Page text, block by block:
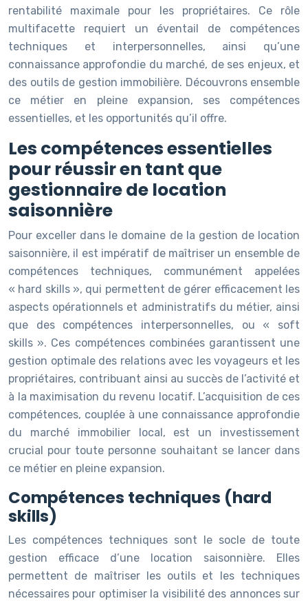
rentabilité maximale pour les propriétaires. Ce rôle
multifacette requiert un éventail de compétences
techniques et interpersonnelles, ainsi qu’une
connaissance approfondie du marché, de ses enjeux, et
des outils de gestion immobilière. Découvrons ensemble
ce métier en pleine expansion, ses compétences
essentielles, et les opportunités qu’il offre.
Les compétences essentielles
pour réussir en tant que
gestionnaire de location
saisonnière
Pour exceller dans le domaine de la gestion de location
saisonnière, il est impératif de maîtriser un ensemble de
compétences techniques, communément appelées
« hard skills », qui permettent de gérer efficacement les
aspects opérationnels et administratifs du métier, ainsi
que des compétences interpersonnelles, ou « soft
skills ». Ces compétences combinées garantissent une
gestion optimale des relations avec les voyageurs et les
propriétaires, contribuant ainsi au succès de l’activité et
à la maximisation du revenu locatif. L’acquisition de ces
compétences, couplée à une connaissance approfondie
du marché immobilier local, est un investissement
crucial pour toute personne souhaitant se lancer dans
ce métier en pleine expansion.
Compétences techniques (hard
skills)
Les compétences techniques sont le socle de toute
gestion efficace d’une location saisonnière. Elles
permettent de maîtriser les outils et les techniques
nécessaires pour optimiser la visibilité des annonces sur